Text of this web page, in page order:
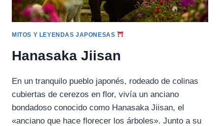
MITOS Y LEYENDAS JAPONESAS
Hanasaka Jiisan
En un tranquilo pueblo japonés, rodeado de colinas
cubiertas de cerezos en flor, vivía un anciano
bondadoso conocido como Hanasaka Jiisan, el
«anciano que hace florecer los árboles». Junto a su